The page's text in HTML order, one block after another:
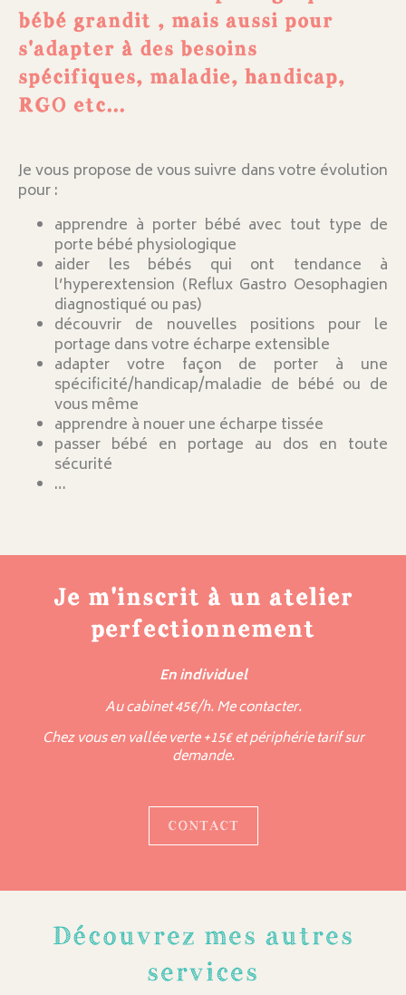
bébé grandit , mais aussi pour
s'adapter à des besoins
spécifiques, maladie, handicap,
RGO etc...
Je vous propose de vous suivre dans votre évolution
pour :
apprendre à porter bébé avec tout type de
porte bébé physiologique
aider les bébés qui ont tendance à
l’hyperextension (Reflux Gastro Oesophagien
diagnostiqué ou pas)
découvrir de nouvelles positions pour le
portage dans votre écharpe extensible
adapter votre façon de porter à une
spécificité/handicap/maladie de bébé ou de
vous même
apprendre à nouer une écharpe tissée
passer bébé en portage au dos en toute
sécurité
…
Je m'inscrit à un atelier
perfectionnement
En individuel
Au cabinet 45€/h. Me contacter.
Chez vous en vallée verte +15€ et périphérie tarif sur
demande.
CONTACT
Découvrez mes autres
services